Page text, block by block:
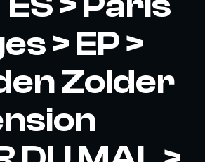
> EP >
Zolder